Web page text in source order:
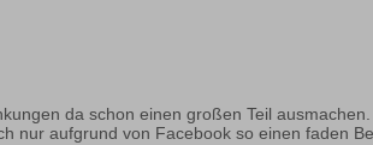
da schon einen großen Teil
nur aufgrund von Facebook so einen faden